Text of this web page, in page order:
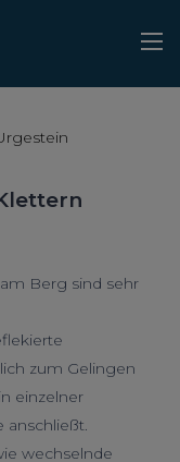
Berg sind sehr
zum Gelingen
einzelner
anschließt.
wechselnde